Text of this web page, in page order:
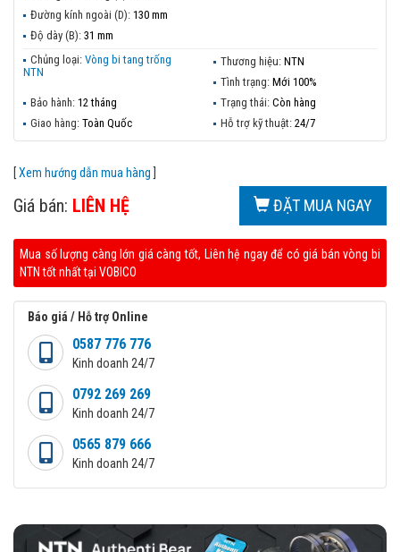
Đường kính ngoài (D): 130 mm
Độ dày (B): 31 mm
Chủng loại: Vòng bi tang trống
NTN
Thương hiệu: NTN
Tình trạng: Mới 100%
Bảo hành: 12 tháng Trạng thái: Còn hàng
Giao hàng: Toàn Quốc Hỗ trợ kỹ thuật: 24/7
[Xem hướng dẫn mua hàng
Giá bán: LIÊN HỆ ĐẶT MUA NGAY
Mua số lượng càng lớn giá càng tốt, Liên hệ ngay để có giá bán vòng bi
NTN tốt nhất tại VOBICO
Báo giá / Hỗ trợ Online
0587 776 776
Kinh doanh 24/7
0792 269 269
Kinh doanh 24/7
0565 879 666
Kinh doanh 24/7